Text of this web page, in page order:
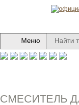
Меню
СМЕСИТЕЛЬ